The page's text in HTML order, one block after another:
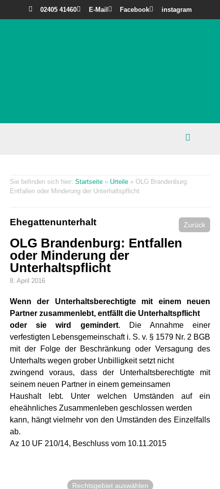
02405 41460 E-Mail Facebook instagram
Startseite » Urteile » OLG Brandenburg:
Entfallen oder Minderung der Unterhaltspflicht
Ehegattenunterhalt Zurück
OLG Brandenburg: Entfallen
oder Minderung der
Unterhaltspflicht
8. April 2016
Wenn der Unterhaltsberechtigte mit einem neuen
Partner zusammenlebt, entfällt die Unterhaltspflicht
oder sie wird gemindert. Die Annahme einer
verfestigten Lebensgemeinschaft i. S. v. § 1579 Nr. 2 BGB
mit der Folge der Beschränkung oder Versagung des
Unterhalts wegen grober Unbilligkeit setzt nicht
zwingend voraus, dass der Unterhaltsberechtigte mit
seinem neuen Partner in einem gemeinsamen
Haushalt lebt. Unter welchen Umständen auf ein
eheähnliches Zusammenleben geschlossen werden
kann, hängt vielmehr von den Umständen des Einzelfalls
ab.
Az 10 UF 210/14, Beschluss vom 10.11.2015
Rechtsgebiet auswählen